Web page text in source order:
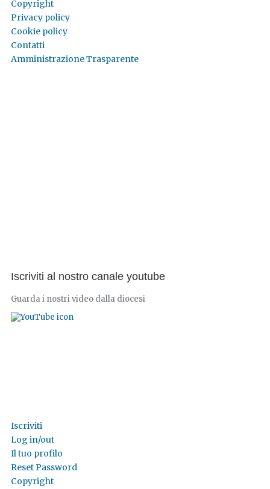
Copyright
Privacy policy
Cookie policy
Contatti
Amministrazione Trasparente
Iscriviti al nostro canale youtube
Guarda i nostri video dalla diocesi
Iscriviti
Log in/out
Il tuo profilo
Reset Password
Copyright